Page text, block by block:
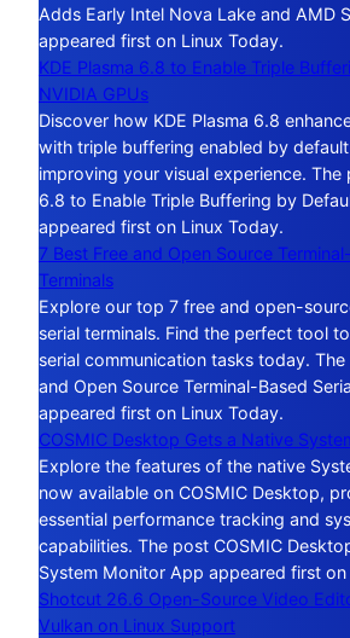
Adds Early Intel Nova Lake and AMD
appeared first on Linux Today.
KDE Plasma 6.8 to Enable Triple
NVIDIA GPUs
Discover how KDE Plasma 6.8
with triple buffering enabled by
improving your visual experience. The
6.8 to Enable Triple Buffering by
appeared first on Linux Today.
7 Best Free and Open Source
Terminals
Explore our top 7 free and open-
serial terminals. Find the perfect tool
serial communication tasks today.
and Open Source Terminal-Based
appeared first on Linux Today.
COSMIC Desktop Gets a Native
Explore the features of the native
now available on COSMIC Desktop,
essential performance tracking and
capabilities. The post COSMIC
System Monitor App appeared first on
Shotcut 26.6 Open-Source Video
Vulkan on Linux Support